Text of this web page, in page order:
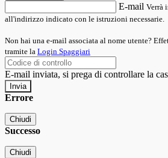
E-mail Verrà
all'indirizzo indicato con le istruzioni necessarie.
Non hai una e-mail associata al nome utente?
tramite la Login Spaggiari
E-mail inviata, si prega di controllare la
Errore
Chiudi
Successo
Chiudi